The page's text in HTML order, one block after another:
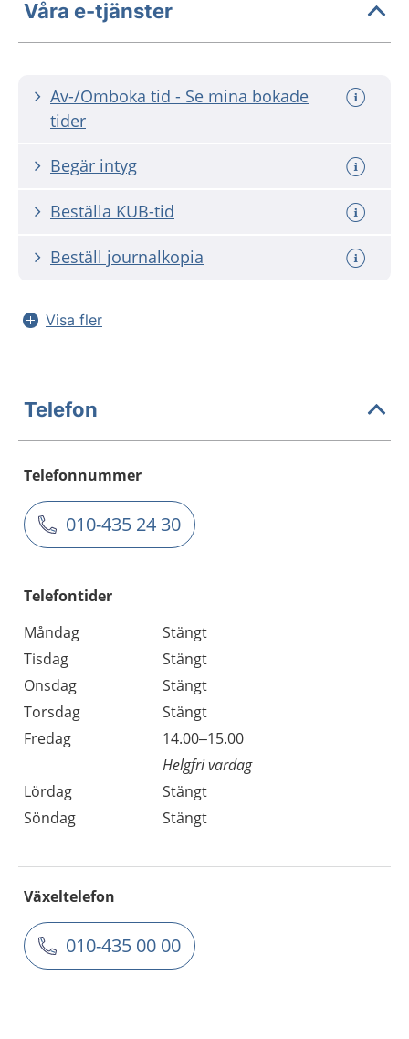
Våra e-tjänster
Av-/Omboka tid - Se mina bokade
tider
Begär intyg
Beställa KUB-tid
Beställ journalkopia
Visa fler
Telefon
Telefonnummer
010-435 24 30
Telefontider
Måndag
Stängt
Tisdag
Stängt
Onsdag
Stängt
Torsdag
Stängt
Fredag
14.00–15.00
Helgfri vardag
Lördag
Stängt
Söndag
Stängt
Växeltelefon
010-435 00 00